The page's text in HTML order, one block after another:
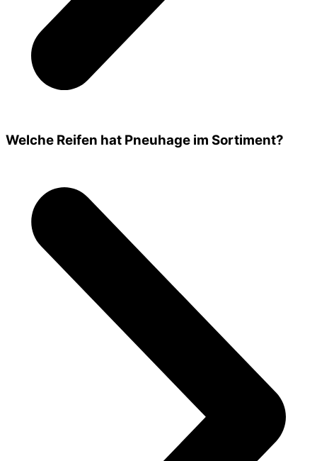
Welche Reifen hat Pneuhage im Sortiment?